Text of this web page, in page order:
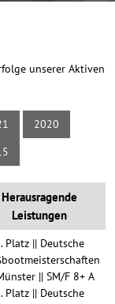
unserer Aktiven
2020
Herausragende
Leistungen
Platz || Deutsche
|| SM/F 8+ A
Platz || Deutsche